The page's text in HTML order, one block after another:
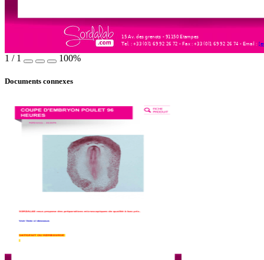
15 Av. des grenots - 91150 Etampes
Tel. : +33 (0)1 69 92 26 72 - Fax : +33 (0)1 69 92 26 74 - Email :
1 / 1 100%
Documents connexes